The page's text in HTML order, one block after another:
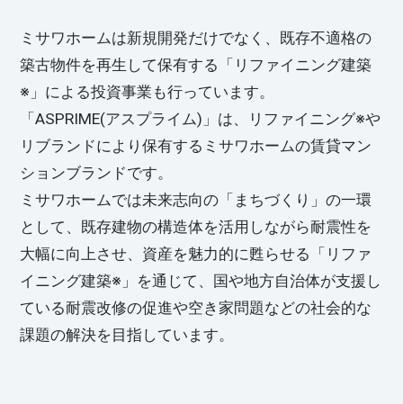
ミサワホームは新規開発だけでなく、既存不適格の
築古物件を再生して保有する「リファイニング建築
※」による投資事業も行っています。
「ASPRIME(アスプライム)」は、リファイニング※や
リブランドにより保有するミサワホームの賃貸マン
ションブランドです。
ミサワホームでは未来志向の「まちづくり」の一環
として、既存建物の構造体を活用しながら耐震性を
大幅に向上させ、資産を魅力的に甦らせる「リファ
イニング建築※」を通じて、国や地方自治体が支援し
ている耐震改修の促進や空き家問題などの社会的な
課題の解決を目指しています。